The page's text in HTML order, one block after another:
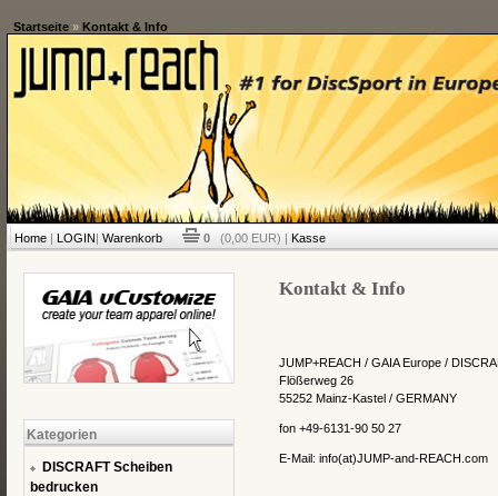
Startseite» Kontakt & Info
Home| LOGIN| Warenkorb 0 (0,00 EUR) | Kasse
Kategorien
DISCRAFT Scheiben
bedrucken
Kontakt & Info
JUMP+REACH / GAIA Europe /
Flößerweg 26
55252 Mainz-Kastel / GERMANY
fon +49-6131-90 50 27
E-Mail: info(at)JUMP-and-REACH.com